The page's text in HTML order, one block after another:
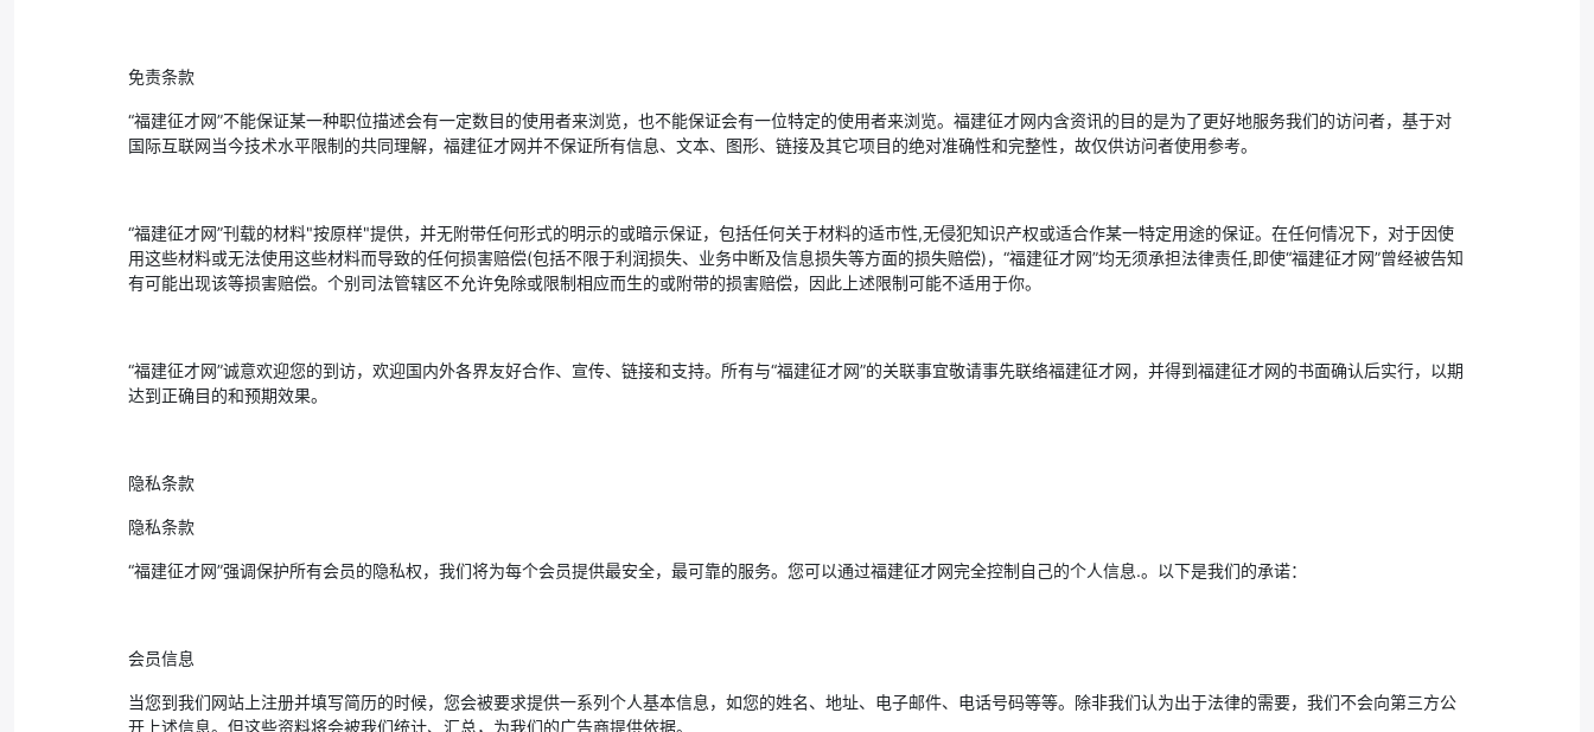
免责条款
“福建征才网”不能保证某一种职位描述会有一定数目的使用者来浏览，也不能保证会有一位特定的使用者来浏览。福建征才网内含资讯的目的是为了更好地服务我们的访问者，基于对
国际互联网当今技术水平限制的共同理解，福建征才网并不保证所有信息、文本、图形、链接及其它项目的绝对准确性和完整性，故仅供访问者使用参考。
“福建征才网”刊载的材料"按原样"提供，并无附带任何形式的明示的或暗示保证，包括任何关于材料的适市性,无侵犯知识产权或适合作某一特定用途的保证。在任何情况下，对于因使
用这些材料或无法使用这些材料而导致的任何损害赔偿(包括不限于利润损失、业务中断及信息损失等方面的损失赔偿)，“福建征才网”均无须承担法律责任,即使“福建征才网”曾经被告知
有可能出现该等损害赔偿。个别司法管辖区不允许免除或限制相应而生的或附带的损害赔偿，因此上述限制可能不适用于你。
“福建征才网”诚意欢迎您的到访，欢迎国内外各界友好合作、宣传、链接和支持。所有与“福建征才网”的关联事宜敬请事先联络福建征才网，并得到福建征才网的书面确认后实行，以期
达到正确目的和预期效果。
隐私条款
隐私条款
“福建征才网”强调保护所有会员的隐私权，我们将为每个会员提供最安全，最可靠的服务。您可以通过福建征才网完全控制自己的个人信息.。以下是我们的承诺：
会员信息
当您到我们网站上注册并填写简历的时候，您会被要求提供一系列个人基本信息，如您的姓名、地址、电子邮件、电话号码等等。除非我们认为出于法律的需要，我们不会向第三方公
开上述信息。但这些资料将会被我们统计、汇总，为我们的广告商提供依据。